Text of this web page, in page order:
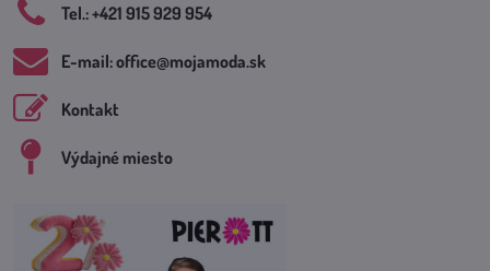
Tel​.: +421 915 929 954
E-mail: office​@mojamoda​.sk
Kontakt
Výdajné miesto